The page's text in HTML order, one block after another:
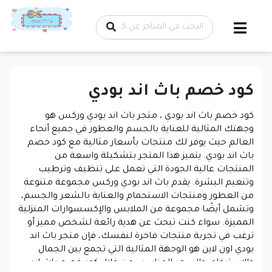
تخطي إلى
المحتوى
كود خصم باث اند بودي
كود خصم باث اند بودي ، متجر باث اند بودي وركس هو
وجهتك المثالية للعناية بالجسم والعطور في جميع أنحاء
العالم حيث يوفر لك منتجات بأسعار مثالية مع كود خصم
باث اند بودي. يتميز هذا المتجر بتشكيلة واسعة من
المنتجات عالية الجودة التي تعمل على تنظيف وترطيب
وتنعيم البشرة. يقدم باث اند بودي وركس مجموعة متنوعة
من العطور ومنتجات الاستحمام والعناية بالشعر والجسم،
وتشمل أيضًا مجموعة من الملابس والإكسسوارات المنزلية
المميزة. سواء كنت تبحث عن هدية رائعة لشخص مميز أو
ترغب في تجربة منتجات فاخرة لنفسك، فإن متجر باث اند
بودي اون لاين هو الوجهة المثالية التي تجمع بين الجمال
والاسترخاء، والسعر المناسب من خلال كود خصم باث اند